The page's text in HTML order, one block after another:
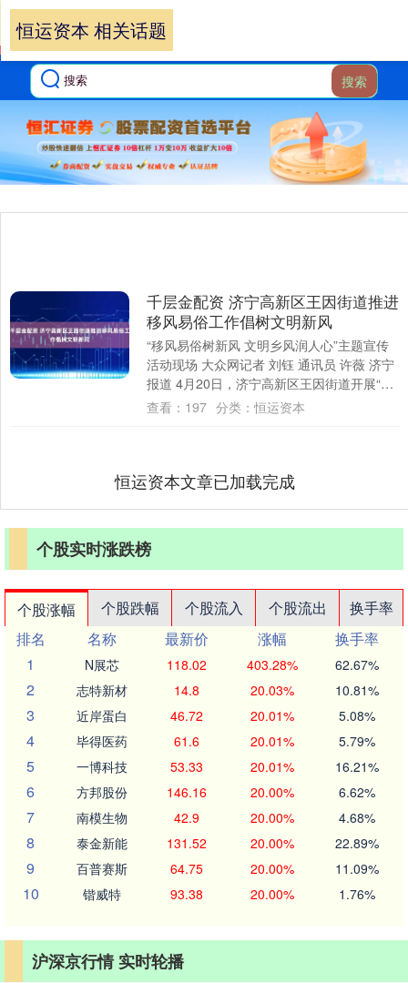
搜索
恒运资本 相关话题
千层金配资 济宁高新区王因街道推进
移风易俗工作倡树文明新风
“移风易俗树新风 文明乡风润人心”主题宣传
活动现场 大众网记者 刘钰 通讯员 许薇 济宁
报道 4月20日，济宁高新区王因街道开展“移
风易俗树新风 文明乡风润人心....
查看： 197 分类：恒运资本
恒运资本文章已加载完成
个股实时涨跌榜
个股涨幅 个股跌幅 个股流入 个股流出
换手率
排名
名称 最新价 涨幅
换手率
1
N展芯 118.02 403.28% 62.67%
2 志特新材 14.8 20.03% 10.81%
3 近岸蛋白 46.72 20.01% 5.08%
4 毕得医药 61.6 20.01% 5.79%
5 一博科技 53.33 20.01% 16.21%
6 方邦股份 146.16 20.00% 6.62%
7 南模生物 42.9 20.00% 4.68%
8 泰金新能 131.52 20.00% 22.89%
9 百普赛斯 64.75 20.00% 11.09%
10 锴威特 93.38 20.00% 1.76%
沪深京行情 实时轮播